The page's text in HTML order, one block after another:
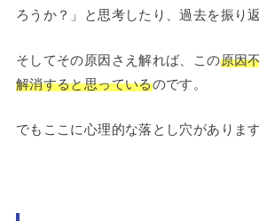
ろうか？」と思考したり、過去を振り
そしてその原因さえ解れば、この原因
解消すると思っているのです。
でもここに心理的な落とし穴があります